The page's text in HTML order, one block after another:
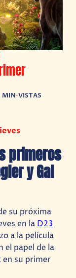
MIN•VISTAS
primeros
y Gal
su próxima
en la D23
a la película
el papel de la
en su primer